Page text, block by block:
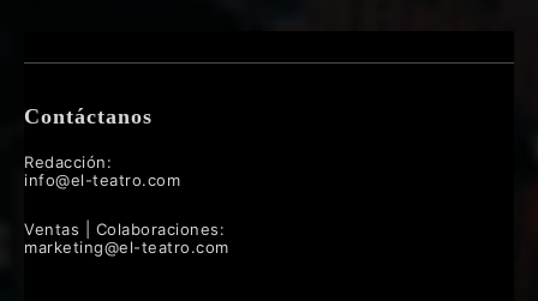
Contáctanos
Redacción:
info@el-teatro.com
Ventas | Colaboraciones:
marketing@el-teatro.com